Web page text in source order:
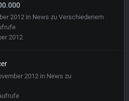
2012 in News zu Verschiedenem
2012
2012 in News zu